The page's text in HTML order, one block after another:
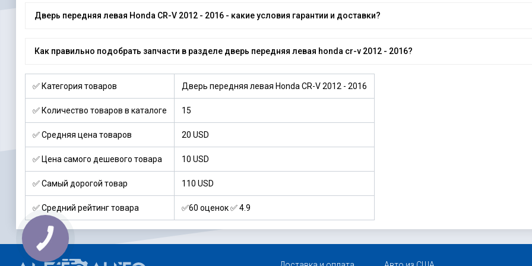
Дверь передняя левая Honda CR-V 2012 - 2016 - какие условия гарантии и доставки?
Как правильно подобрать запчасти в разделе дверь передняя левая honda cr-v 2012 - 2016?
✅ Категория товаров Дверь передняя левая Honda CR-V 2012 - 2016
✅ Количество товаров в каталоге 15
✅ Средняя цена товаров 20 USD
✅ Цена самого дешевого товара 10 USD
✅ Самый дорогой товар 110 USD
✅ Средний рейтинг товара ✅60 оценок ✅ 4.9